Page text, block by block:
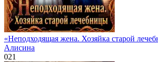
«Неподходящая жена. Хозяйка старой
Алисина
021